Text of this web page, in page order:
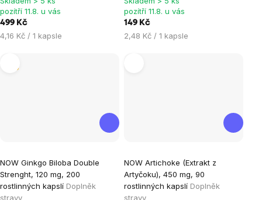
pozítří 11.8. u vás
499 Kč
Měrná
4,16 Kč / 1 kapsle
z
5
hvězdiček.
pozítří 11.8. u vás
149 Kč
Měrná
2,48 Kč / 1 kapsle
NOW Ginkgo Biloba Double
Strenght, 120 mg, 200
rostlinných kapslí Doplněk
stravy
hodnocení
produktu
je
NOW Artichoke (Extrakt z
Artyčoku), 450 mg, 90
rostlinných kapslí Doplněk
stravy